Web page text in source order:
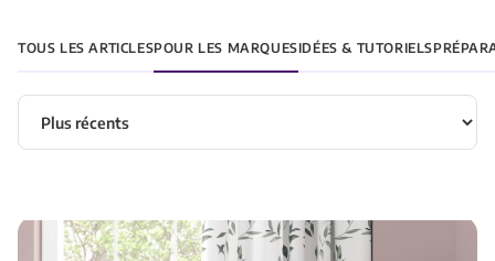
TOUS LES ARTICLESPOUR LES MARQUESIDÉES & TUTORIELS
Trier les articles